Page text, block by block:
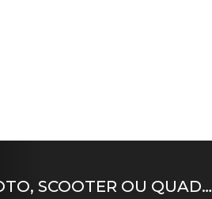
SCOOTER OU QUAD…